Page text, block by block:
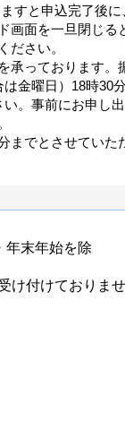
すと申込完了後
画面を一旦閉じる
ださい。
承っております。
金曜日）18時30
。事前にお申し
までとさせていた
末年始を除
け付けておりま